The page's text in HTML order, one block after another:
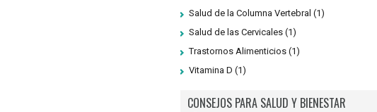
Salud de la Columna Vertebral (1)
Salud de las Cervicales (1)
Trastornos Alimenticios (1)
Vitamina D (1)
CONSEJOS PARA SALUD Y BIENESTAR